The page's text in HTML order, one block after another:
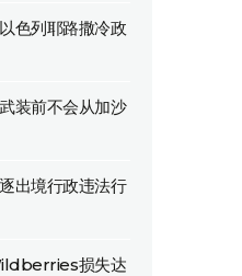
色列耶路撒冷政
装前不会从加沙
出境行政违法行
损失达